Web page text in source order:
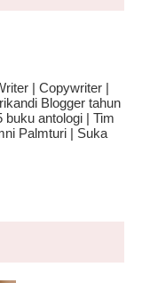
| Copywriter |
Blogger tahun
buku antologi | Tim
Palmturi | Suka